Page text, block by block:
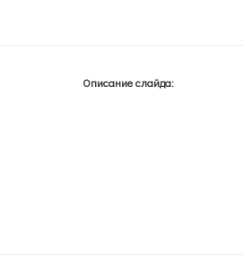
Описание слайда: